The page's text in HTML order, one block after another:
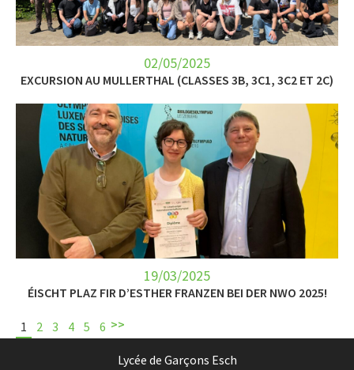
02/05/2025
EXCURSION AU MULLERTHAL (CLASSES 3B, 3C1, 3C2 ET 2C)
19/03/2025
ÉISCHT PLAZ FIR D’ESTHER FRANZEN BEI DER NWO 2025!
1 2 3 4 5 6 >>
Lycée de Garçons Esch